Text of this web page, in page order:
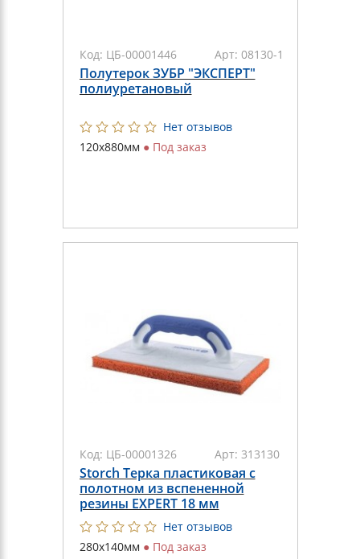
Код: ЦБ-00001446 Арт: 08130-12-80
Полутерок ЗУБР "ЭКСПЕРТ"
полиуретановый
Нет отзывов
120х880мм ● Под заказ
Код: ЦБ-00001326 Арт: 313130
Storch Терка пластиковая с
полотном из вспененной
резины EXPERT 18 мм
Нет отзывов
280х140мм ● Под заказ